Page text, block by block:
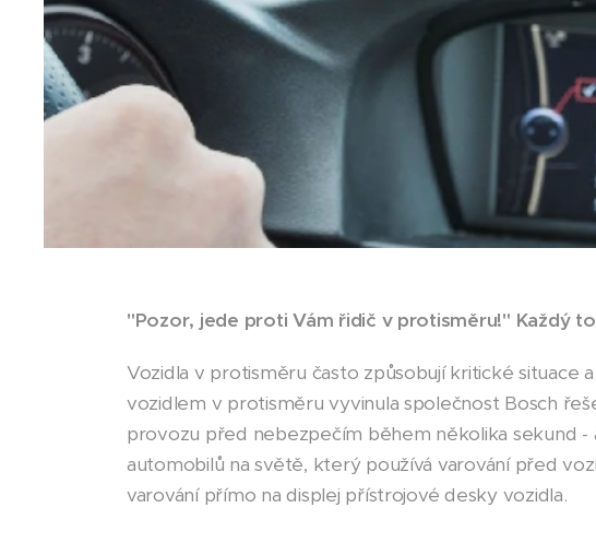
"Pozor, jede proti Vám řidič v protisměru!" Každý
Vozidla v protisměru často způsobují kritické situace
vozidlem v protisměru vyvinula společnost Bosch
provozu před nebezpečím během několika sekund -
automobilů na světě, který používá varování před
varování přímo na displej přístrojové desky vozidla.